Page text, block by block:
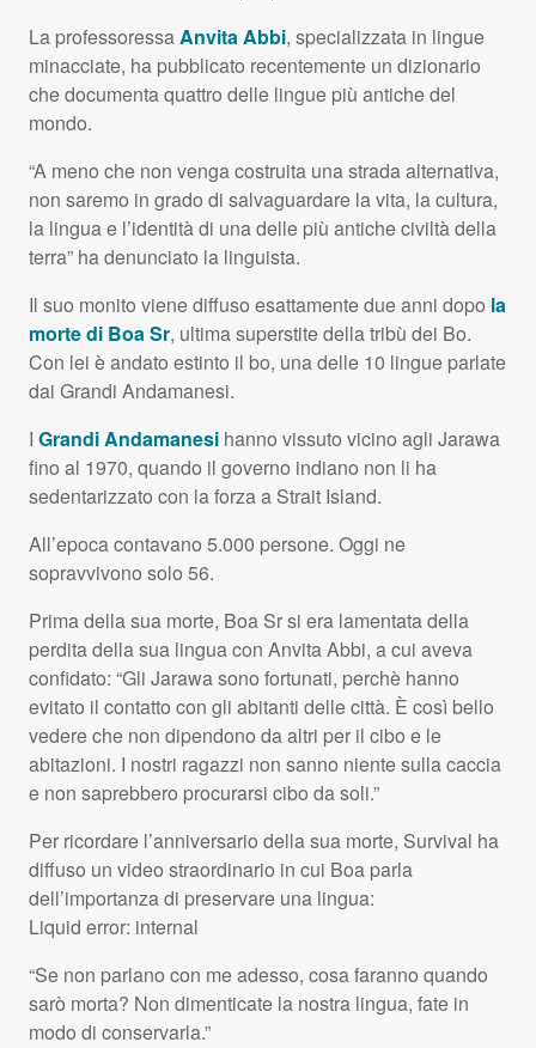
La professoressaAnvita Abbi, specializzata in lingue
minacciate, ha pubblicato recentemente un dizionario
che documenta quattro delle lingue più antiche del
mondo.
“A meno che non venga costruita una strada alternativa,
non saremo in grado di salvaguardare la vita, la cultura,
la lingua e l’identità di una delle più antiche civiltà della
terra” ha denunciato la linguista.
Il suo monito viene diffuso esattamente due anni dopo la
morte di Boa Sr, ultima superstite della tribù dei Bo.
Con lei è andato estinto il bo, una delle 10 lingue parlate
dai Grandi Andamanesi.
I Grandi Andamanesi hanno vissuto vicino agli Jarawa
fino al 1970, quando il governo indiano non li ha
sedentarizzato con la forza a Strait Island.
All’epoca contavano 5.000 persone. Oggi ne
sopravvivono solo 56.
Prima della sua morte, Boa Sr si era lamentata della
perdita della sua lingua con Anvita Abbi, a cui aveva
confidato: “Gli Jarawa sono fortunati, perchè hanno
evitato il contatto con gli abitanti delle città. È così bello
vedere che non dipendono da altri per il cibo e le
abitazioni. I nostri ragazzi non sanno niente sulla caccia
e non saprebbero procurarsi cibo da soli.”
Per ricordare l’anniversario della sua morte, Survival ha
diffuso un video straordinario in cui Boa parla
dell’importanza di preservare una lingua:
Liquid error: internal
“Se non parlano con me adesso, cosa faranno quando
sarò morta? Non dimenticate la nostra lingua, fate in
modo di conservarla.”